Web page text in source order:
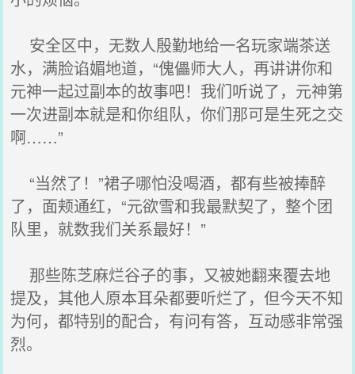
安全区中，无数人殷勤地给一名玩家端茶送
水，满脸谄媚地道，“傀儡师大人，再讲讲你和
元神一起过副本的故事吧！我们听说了，元神第
一次进副本就是和你组队，你们那可是生死之交
啊……”
“当然了！”裙子哪怕没喝酒，都有些被捧醉
了，面颊通红，“元欲雪和我最默契了，整个团
队里，就数我们关系最好！”
那些陈芝麻烂谷子的事，又被她翻来覆去地
提及，其他人原本耳朵都要听烂了，但今天不知
为何，都特别的配合，有问有答，互动感非常强
烈。